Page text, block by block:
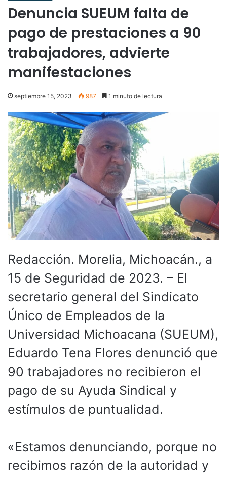
Denuncia SUEUM falta de
pago de prestaciones a 90
trabajadores, advierte
manifestaciones
septiembre 15, 2023 987 1 minuto de lectura
Redacción. Morelia, Michoacán., a
15 de Seguridad de 2023. – El
secretario general del Sindicato
Único de Empleados de la
Universidad Michoacana (SUEUM),
Eduardo Tena Flores denunció que
90 trabajadores no recibieron el
pago de su Ayuda Sindical y
estímulos de puntualidad.
«Estamos denunciando, porque no
recibimos razón de la autoridad y